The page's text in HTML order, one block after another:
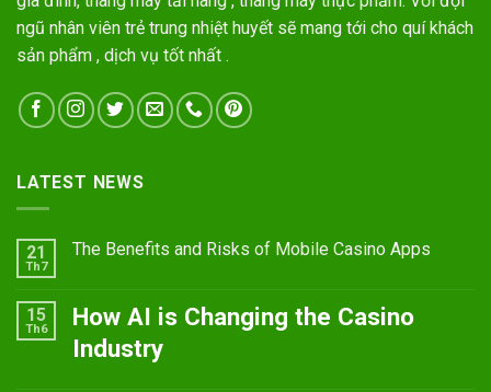
ngũ nhân viên trẻ trung nhiệt huyết sẽ mang tới cho quí khách
sản phẩm , dịch vụ tốt nhất .
LATEST NEWS
21
Th7
The Benefits and Risks of Mobile Casino Apps
15
Th6
How AI is Changing the Casino
Industry